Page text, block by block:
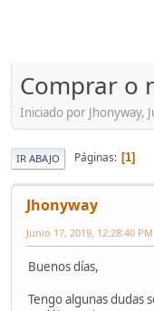
Comprar o
Iniciado por Jhonyway,
IR ABAJO Páginas 1
Jhonyway
Junio 17, 2019, 12:28:40 PM
Buenos días,
Tengo algunas dudas